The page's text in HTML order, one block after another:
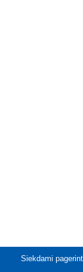
Siekdami